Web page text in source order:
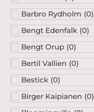
Barbro Rydholm (0)
Bengt Edenfalk (0)
Bengt Orup (0)
Bertil Vallien (0)
Bestick (0)
Birger Kaipianen (0)